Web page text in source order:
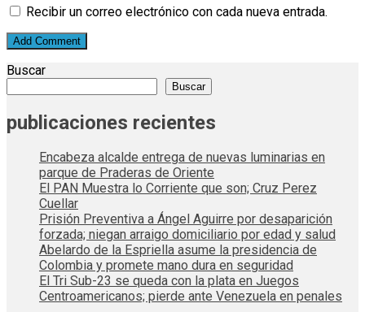
Recibir un correo electrónico con cada nueva entrada.
Buscar
Buscar
publicaciones recientes
Encabeza alcalde entrega de nuevas luminarias en
parque de Praderas de Oriente
El PAN Muestra lo Corriente que son; Cruz Perez
Cuellar
Prisión Preventiva a Ángel Aguirre por desaparición
forzada; niegan arraigo domiciliario por edad y salud
Abelardo de la Espriella asume la presidencia de
Colombia y promete mano dura en seguridad
El Tri Sub-23 se queda con la plata en Juegos
Centroamericanos; pierde ante Venezuela en penales